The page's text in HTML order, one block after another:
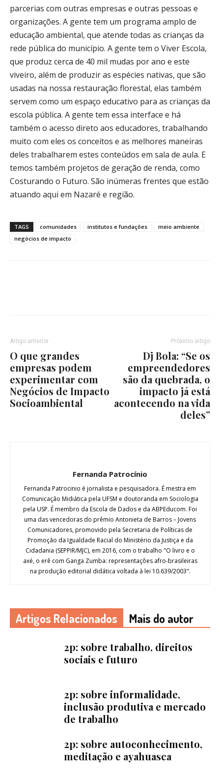
parcerias com outras empresas e outras pessoas e
organizações. A gente tem um programa amplo de
educação ambiental, que atende todas as crianças da
rede pública do município. A gente tem o Viver Escola,
que produz cerca de 40 mil mudas por ano e este
viveiro, além de produzir as espécies nativas, que são
usadas na nossa restauração florestal, elas também
servem como um espaço educativo para as crianças da
escola pública. A gente tem essa interface e há
também o acesso direto aos educadores, trabalhando
muito com eles os conceitos e as melhores maneiras
deles trabalharem estes conteúdos em sala de aula. E
temos também projetos de geração de renda, como
Costurando o Futuro. São inúmeras frentes que estão
atuando aqui em Nazaré e região.
TAGS comunidades institutos e fundações
meio ambiente
negócios de impacto
Artigo anterior
O que grandes
empresas podem
experimentar com
Negócios de Impacto
Socioambiental
Próximo artigo
Dj Bola: “Se os
empreendedores
são da quebrada, o
impacto já está
acontecendo na vida
deles”
Fernanda Patrocínio
Fernanda Patrocinio é jornalista e pesquisadora. É mestra em
Comunicação Midiática pela UFSM e doutoranda em Sociologia
pela USP. É membro da Escola de Dados e da ABPEducom. Foi
uma das vencedoras do prêmio Antonieta de Barros – Jovens
Comunicadores, promovido pela Secretaria de Políticas de
Promoção da Igualdade Racial do Ministério da Justiça e da
Cidadania (SEPPIR/MJC), em 2016, com o trabalho "O livro e o
axé, o erê com Ganga Zumba: representações afro-brasileiras
na produção editorial didática voltada à lei 10.639/2003".
Artigos Relacionados Mais do autor
2p: sobre trabalho, direitos
sociais e futuro
2p: sobre informalidade,
inclusão produtiva e mercado
de trabalho
2p: sobre autoconhecimento,
meditação e ayahuasca